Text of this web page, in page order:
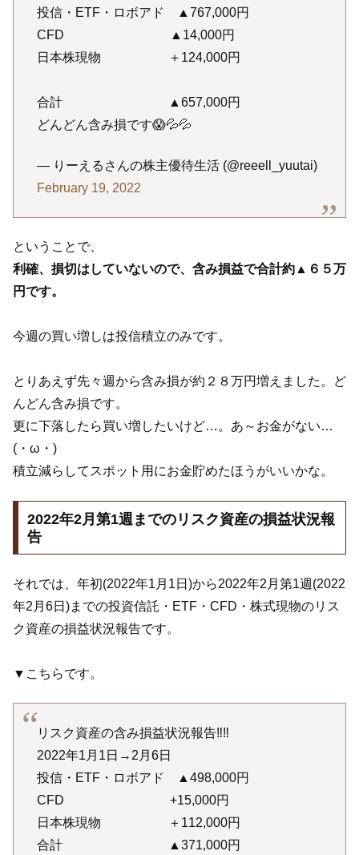
投信・ETF・ロボアド ▲767,000円
CFD ▲14,000円
日本株現物 ＋124,000円
合計 ▲657,000円
どんどん含み損です😱💦💦
— りーえるさんの株主優待生活 (@reeell_yuutai)
February 19, 2022
ということで、
利確、損切はしていないので、含み損益で合計約▲６５万
円です。
今週の買い増しは投信積立のみです。
とりあえず先々週から含み損が約２８万円増えました。ど
んどん含み損です。
更に下落したら買い増したいけど…。あ～お金がない…
(・ω・)
積立減らしてスポット用にお金貯めたほうがいいかな。
2022年2月第1週までのリスク資産の損益状況報
告
それでは、年初(2022年1月1日)から2022年2月第1週(2022
年2月6日)までの投資信託・ETF・CFD・株式現物のリス
ク資産の損益状況報告です。
▼こちらです。
リスク資産の含み損益状況報告‼️‼️
2022年1月1日→2月6日
投信・ETF・ロボアド ▲498,000円
CFD +15,000円
日本株現物 ＋112,000円
合計 ▲371,000円